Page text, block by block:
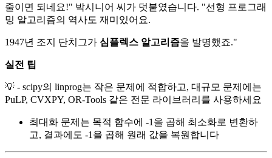
줄이면 되네요!" 박시니어 씨가 덧붙였습니다. "선형 프로그래
밍 알고리즘의 역사도 재미있어요.
1947년 조지 단치그가 심플렉스 알고리즘을 발명했죠."
실전 팁
💡 - scipy의 linprog는 작은 문제에 적합하고, 대규모 문제에는
PuLP, CVXPY, OR-Tools 같은 전문 라이브러리를 사용하세요
최대화 문제는 목적 함수에 -1을 곱해 최소화로 변환하
고, 결과에도 -1을 곱해 원래 값을 복원합니다